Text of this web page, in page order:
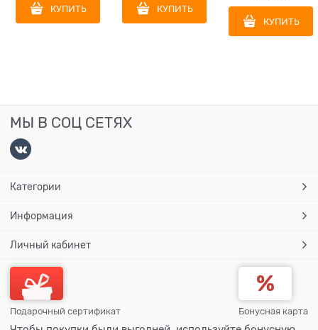
КУПИТЬ КУПИТЬ
КУПИТЬ
МЫ В СОЦ СЕТЯХ
Категории
Информация
Личный кабинет
Подарочный сертификат Бонусная карта